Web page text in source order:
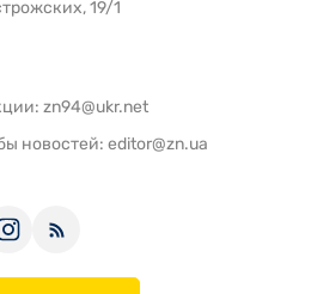
19/1
zn94@ukr.net
новостей: editor@zn.ua